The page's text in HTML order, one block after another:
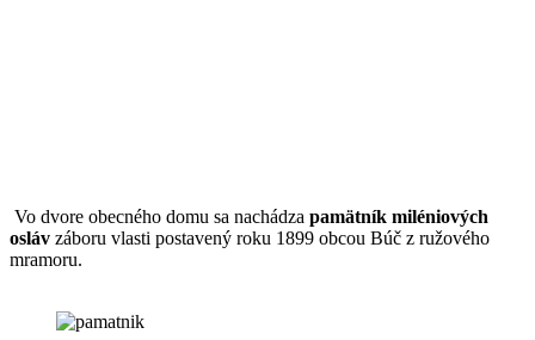
Vo dvore obecného domu sa nachádza pamätník miléniových
osláv záboru vlasti postavený roku 1899 obcou Búč z ružového
mramoru.